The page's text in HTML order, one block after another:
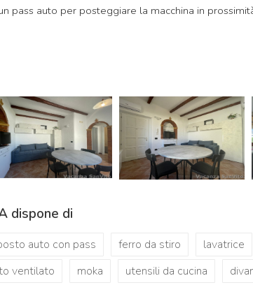
pass auto per posteggiare la macchina in
dispone di
auto con pass ferro da stiro lavatrice
ventilato moka utensili da cucina